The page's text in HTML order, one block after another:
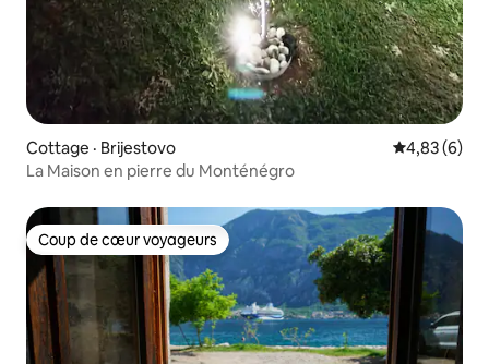
Cottage · Brijestovo Note
4,83 (6)
La Maison en pierre du Monténégro
Coup de cœur voyageurs
Coup de cœur voyageurs